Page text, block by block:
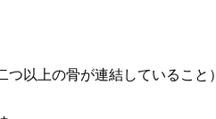
つ以上の骨が連結していること）